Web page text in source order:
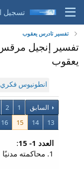
تفسير تادرس يعقوب
يعقوب
انطونيوس فكري
السابق 1
2
13
14
15
16
العدد 1- 15
:
1. محاكمته مدنيًا